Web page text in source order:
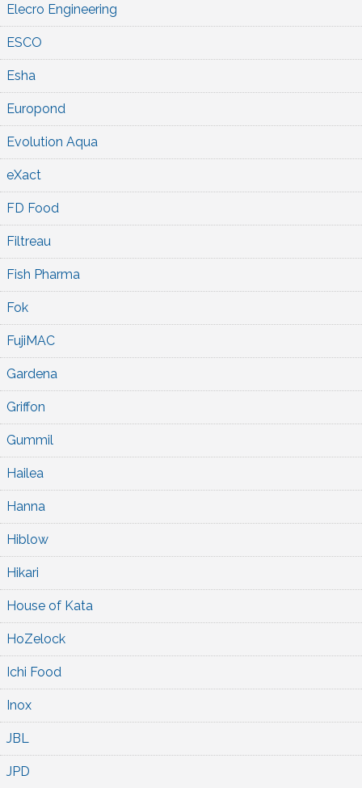
Elecro Engineering
ESCO
Esha
Europond
Evolution Aqua
eXact
FD Food
Filtreau
Fish Pharma
Fok
FujiMAC
Gardena
Griffon
Gummil
Hailea
Hanna
Hiblow
Hikari
House of Kata
HoZelock
Ichi Food
Inox
JBL
JPD